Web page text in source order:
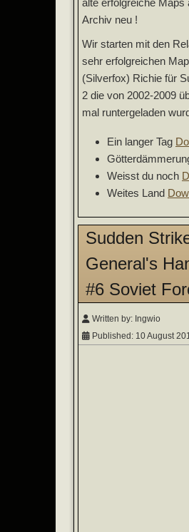
alte erfolgreiche Maps
Archiv neu !
Wir starten mit den
sehr erfolgreichen
(Silverfox) Richie für
2 die von 2002-2009
mal runtergeladen
Ein langer Tag
Weisst du noch
Weites Land
Sudden
General's
#6 Soviet
Written by: Ingwio
Published: 10 August